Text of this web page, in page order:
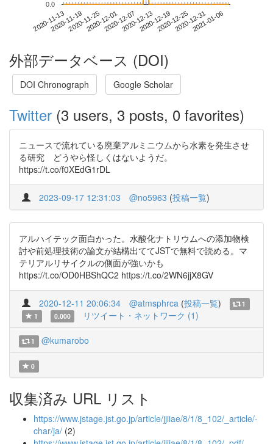
2020-11-132020-11-192020-11-252020-12-012020-12-072020-12-132020-12-192020-12-252020-12-312021-01-06
0.0
外部データベース (DOI)
DOI Chronograph Google Scholar
Twitter (3 users, 3 posts, 0 favorites)
ニュースで流れている廃棄アルミニウムから水素を発生させ
る研究 どうやら怪しくはないようだ。
https://t.co/f0XEdG1rDL
2023-09-17 12:31:03 @no5963 (投稿一覧)
アルハイテック面白かった。水酸化ナトリウムへの添加物検
討や前処理技術の論文が結構出ててJSTで無料で読める。マ
テリアルリサイクルの側面が強いかも
https://t.co/OD0HBShQC2 https://t.co/2WN6jjX8GV
2020-12-11 20:06:34 @atmsphrca (投稿一覧)
1
1
0.000 リツイート・ネットワーク (1)
1 @kumarobo
0
収集済み URL リスト
https://www.jstage.jst.go.jp/article/jjiiae/8/1/8_102/_article/-
char/ja/ (2)